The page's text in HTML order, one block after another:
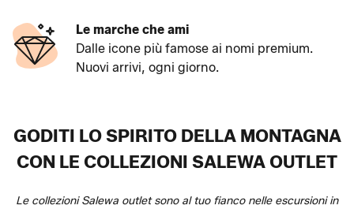
Le marche che ami
Dalle icone più famose ai nomi premium.
Nuovi arrivi, ogni giorno.
GODITI LO SPIRITO DELLA MONTAGNA
CON LE COLLEZIONI SALEWA OUTLET
Le collezioni Salewa outlet sono al tuo fianco nelle escursioni in